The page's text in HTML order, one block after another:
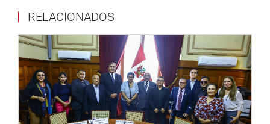
En la primera votación se tuvo este resultado: 80 votos
favor, 24 en contra y 7 abstenciones. Se exoneró la
segunda votación con 75 votos a favor, 23 en contra y 11
abstenciones.
INICIOS DEL DEBATE
El Pleno del Congreso inició su sesión de hoy con el
debate del proyecto de ley que logró el consenso de las
RELACIONADOS